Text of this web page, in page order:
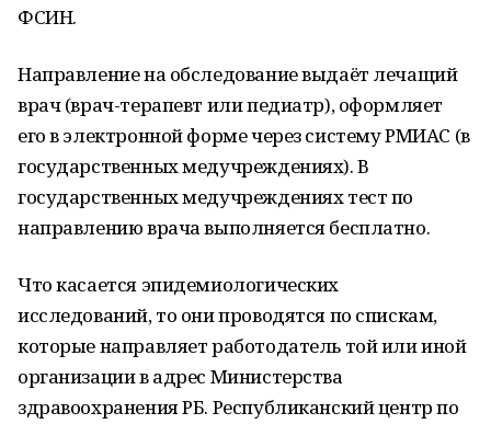
ФСИН.
Направление на обследование выдаёт лечащий
врач (врач-терапевт или педиатр), оформляет
его в электронной форме через систему РМИАС (в
государственных медучреждениях). В
государственных медучреждениях тест по
направлению врача выполняется бесплатно.
Что касается эпидемиологических
исследований, то они проводятся по спискам,
которые направляет работодатель той или иной
организации в адрес Министерства
здравоохранения РБ. Республиканский центр по